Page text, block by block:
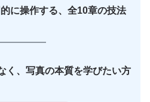
に操作する、全10章の技法
く、写真の本質を学びたい方